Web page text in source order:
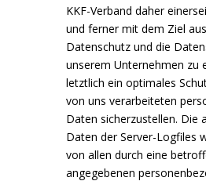
KKF-Verband daher
und ferner mit dem Ziel
Datenschutz und die
unserem Unternehmen zu
letztlich ein optimales
von uns verarbeiteten
Daten sicherzustellen. Die
Daten der Server-Logfiles
von allen durch eine
angegebenen